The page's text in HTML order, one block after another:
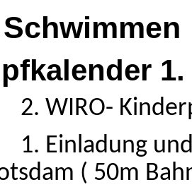
Einladung und
( 50m